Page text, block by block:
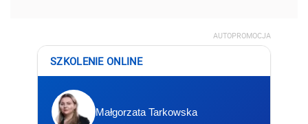
AUTOPROMOCJA
SZKOLENIE ONLINE
Małgorzata Tarkowska